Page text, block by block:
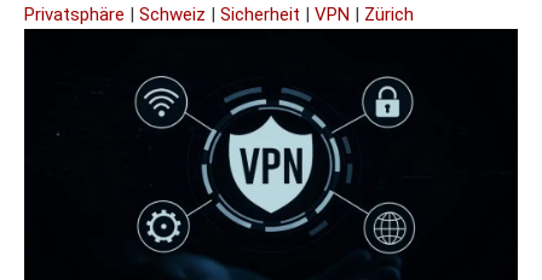
Privatsphäre | Schweiz | Sicherheit | VPN | Zürich